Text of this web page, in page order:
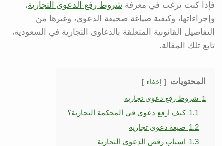
فإذا كنت ترغب في معرفة شروط رفع الدعوى التجارية،
وإجراءاتها، وكيفية صياغة صحيفة الدعوى، وغيرها من
التفاصيل القانونية المتعلقة بالدعاوى التجارية في السعودية،
تابع تلك المقالة.
المحتويات إخفاء
1 شروط رفع دعوى تجارية
1.1 كيف ارفع دعوى في المحكمة التجارية؟
1.2 صيغة دعوى تجارية
1.3 اسباب رفض الدعوى التجارية